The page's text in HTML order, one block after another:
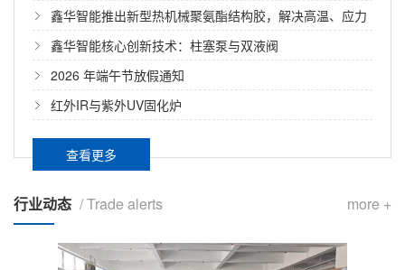
鑫华智能推出新型热机械聚氨酯结构胶，解决高温、应力
及耐久性相关难题
鑫华智能核心创新技术：柱塞泵与双液阀
2026 年端午节放假通知
红外IR与紫外UV固化炉
查看更多
more +
行业动态 / Trade alerts